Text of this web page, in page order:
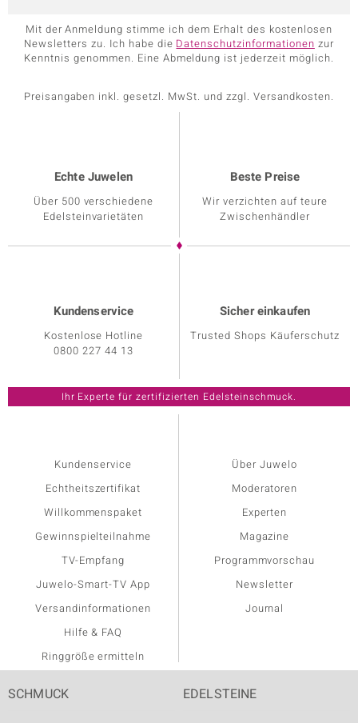
Mit der Anmeldung stimme ich dem Erhalt des kostenlosen
Newsletters zu. Ich habe die Datenschutzinformationen zur
Kenntnis genommen. Eine Abmeldung ist jederzeit möglich.
Preisangaben inkl. gesetzl. MwSt. und zzgl. Versandkosten.
Echte Juwelen
Über 500 verschiedene
Edelsteinvarietäten
Beste Preise
Wir verzichten auf teure
Zwischenhändler
Kundenservice
Kostenlose Hotline
0800 227 44 13
Sicher einkaufen
Trusted Shops Käuferschutz
Kundenservice
Echtheitszertifikat
Willkommenspaket
Gewinnspielteilnahme
TV-Empfang
Juwelo-Smart-TV App
Versandinformationen
Hilfe & FAQ
Ringgröße ermitteln
Über Juwelo
Moderatoren
Experten
Magazine
Programmvorschau
Newsletter
Journal
SCHMUCK EDELSTEINE